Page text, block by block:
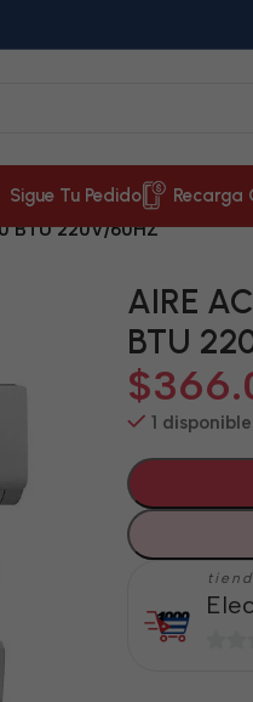
Sigue Tu Pedido Recarga
BTU 220V/60HZ
AIRE
BTU
$
1